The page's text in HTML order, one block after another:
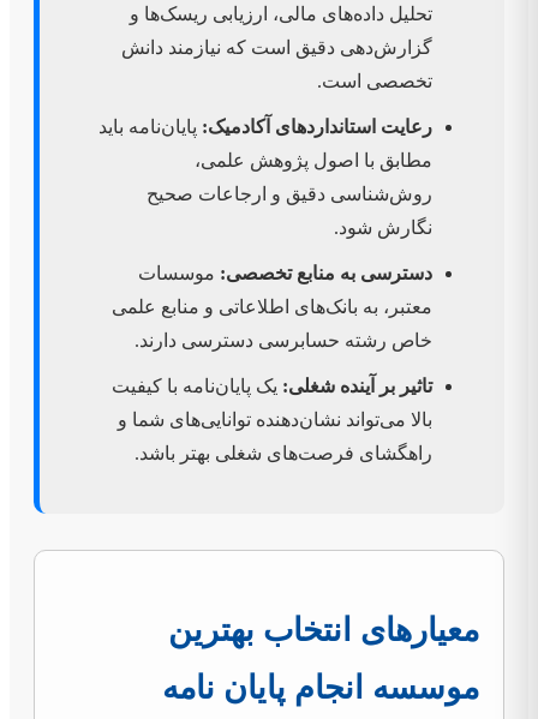
تحلیل داده‌های مالی، ارزیابی ریسک‌ها و
گزارش‌دهی دقیق است که نیازمند دانش
تخصصی است.
رعایت استانداردهای آکادمیک: پایان‌نامه باید
مطابق با اصول پژوهش علمی،
روش‌شناسی دقیق و ارجاعات صحیح
نگارش شود.
دسترسی به منابع تخصصی: موسسات
معتبر، به بانک‌های اطلاعاتی و منابع علمی
خاص رشته حسابرسی دسترسی دارند.
تاثیر بر آینده شغلی: یک پایان‌نامه با کیفیت
بالا می‌تواند نشان‌دهنده توانایی‌های شما و
راهگشای فرصت‌های شغلی بهتر باشد.
معیارهای انتخاب بهترین
موسسه انجام پایان نامه